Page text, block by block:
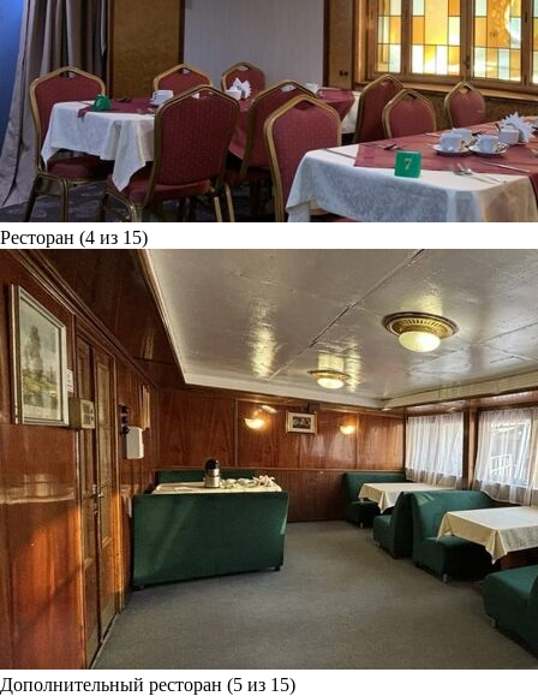
Ресторан (4 из 15)
Дополнительный ресторан (5 из 15)